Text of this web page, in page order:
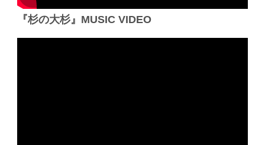
『杉の大杉』MUSIC VIDEO